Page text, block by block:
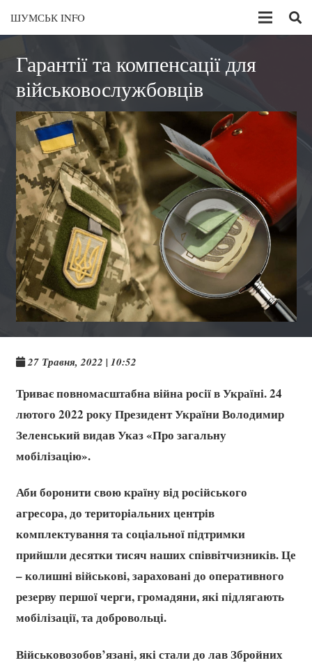
ШУМСЬК INFO
Гарантії та компенсації для
військовослужбовців
27 Травня, 2022 | 10:52
Триває повномасштабна війна росії в Україні. 24
лютого 2022 року Президент України Володимир
Зеленський видав Указ «Про загальну
мобілізацію».
Аби боронити свою країну від російського
агресора, до територіальних центрів
комплектування та соціальної підтримки
прийшли десятки тисяч наших співвітчизників. Це
– колишні військові, зараховані до оперативного
резерву першої черги, громадяни, які підлягають
мобілізації, та добровольці.
Військовозобов’язані, які стали до лав Збройних